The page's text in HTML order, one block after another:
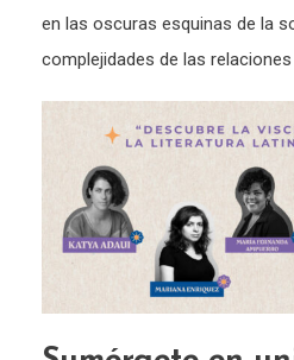
en las oscuras esquinas de la
complejidades de las